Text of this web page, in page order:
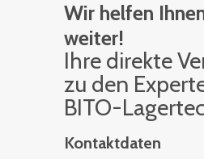
Wir helfen
weiter!
Ihre di­rek­te
zu den
BITO-
Kontaktdaten